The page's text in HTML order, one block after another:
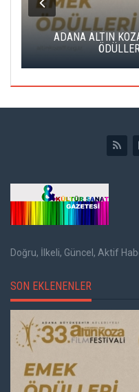
ADANA ALTIN
Doğru, İlkeli, Güncel, Aktif
SON EKLENENLER